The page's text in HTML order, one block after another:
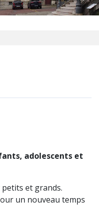
adolescents et
et grands.
un nouveau temps